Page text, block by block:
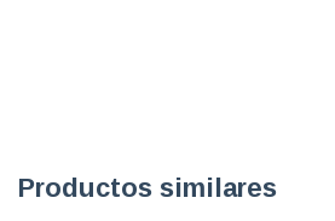
Productos similares